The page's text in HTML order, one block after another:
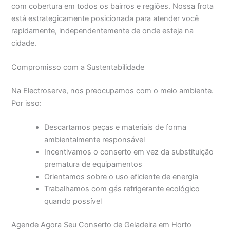
com cobertura em todos os bairros e regiões. Nossa frota
está estrategicamente posicionada para atender você
rapidamente, independentemente de onde esteja na
cidade.
Compromisso com a Sustentabilidade
Na Electroserve, nos preocupamos com o meio ambiente.
Por isso:
Descartamos peças e materiais de forma
ambientalmente responsável
Incentivamos o conserto em vez da substituição
prematura de equipamentos
Orientamos sobre o uso eficiente de energia
Trabalhamos com gás refrigerante ecológico
quando possível
Agende Agora Seu Conserto de Geladeira em Horto